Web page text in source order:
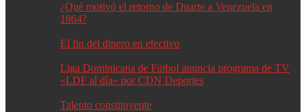
¿Qué motivó el retorno de Duarte a Venezuela en
1864?
El fin del dinero en efectivo
Liga Dominicana de Fútbol anuncia programa de TV
«LDF al día» por CDN Deportes
Talento constituyente